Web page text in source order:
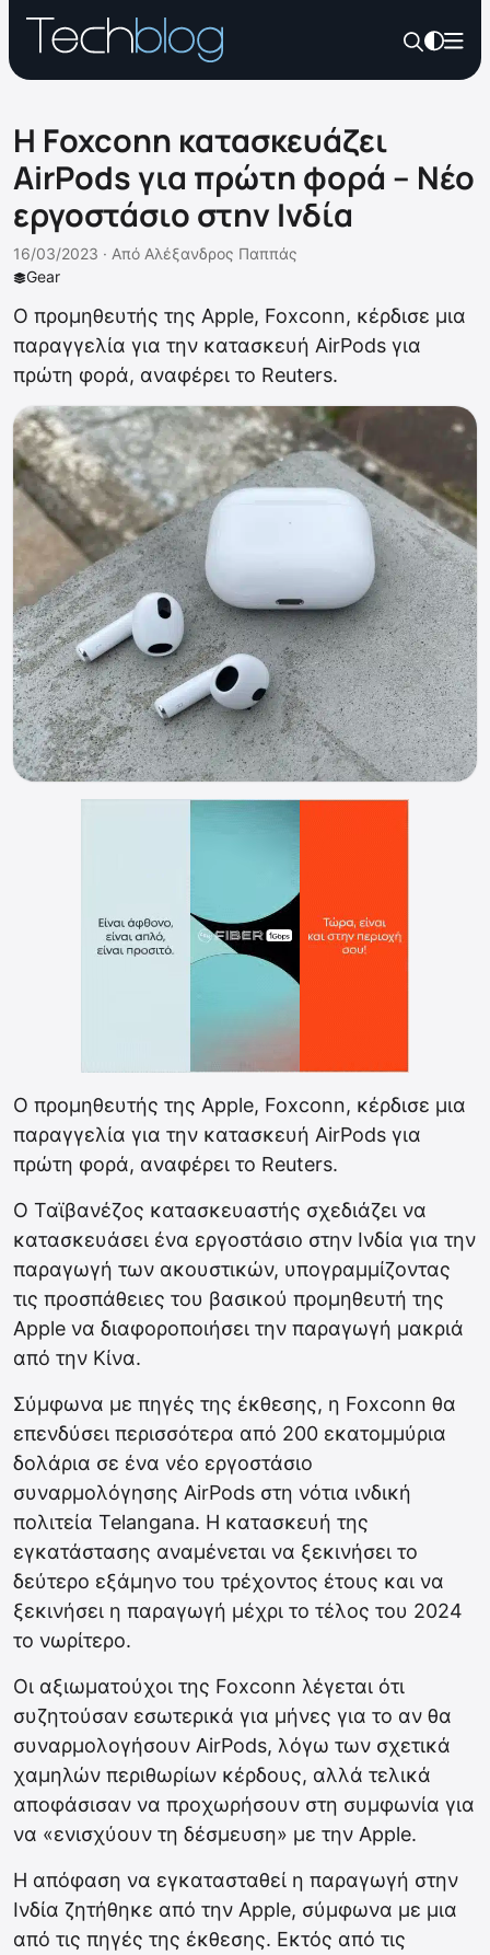
Η Foxconn κατασκευάζει
AirPods για πρώτη φορά – Nέο
εργοστάσιο στην Ινδία
Gear
16/03/2023 · Από Αλέξανδρος Παππάς
Ο προμηθευτής της Apple, Foxconn, κέρδισε μια
παραγγελία για την κατασκευή AirPods για
πρώτη φορά, αναφέρει το Reuters.
Ο προμηθευτής της Apple, Foxconn, κέρδισε μια
παραγγελία για την κατασκευή AirPods για
πρώτη φορά, αναφέρει το Reuters.
Ο Ταϊβανέζος κατασκευαστής σχεδιάζει να
κατασκευάσει ένα εργοστάσιο στην Ινδία για την
παραγωγή των ακουστικών, υπογραμμίζοντας
τις προσπάθειες του βασικού προμηθευτή της
Apple να διαφοροποιήσει την παραγωγή μακριά
από την Κίνα.
Σύμφωνα με πηγές της έκθεσης, η Foxconn θα
επενδύσει περισσότερα από 200 εκατομμύρια
δολάρια σε ένα νέο εργοστάσιο
συναρμολόγησης AirPods στη νότια ινδική
πολιτεία Telangana. Η κατασκευή της
εγκατάστασης αναμένεται να ξεκινήσει το
δεύτερο εξάμηνο του τρέχοντος έτους και να
ξεκινήσει η παραγωγή μέχρι το τέλος του 2024
το νωρίτερο.
Οι αξιωματούχοι της Foxconn λέγεται ότι
συζητούσαν εσωτερικά για μήνες για το αν θα
συναρμολογήσουν AirPods, λόγω των σχετικά
χαμηλών περιθωρίων κέρδους, αλλά τελικά
αποφάσισαν να προχωρήσουν στη συμφωνία για
να «ενισχύουν τη δέσμευση» με την Apple.
Η απόφαση να εγκατασταθεί η παραγωγή στην
Ινδία ζητήθηκε από την Apple, σύμφωνα με μια
από τις πηγές της έκθεσης. Εκτός από τις